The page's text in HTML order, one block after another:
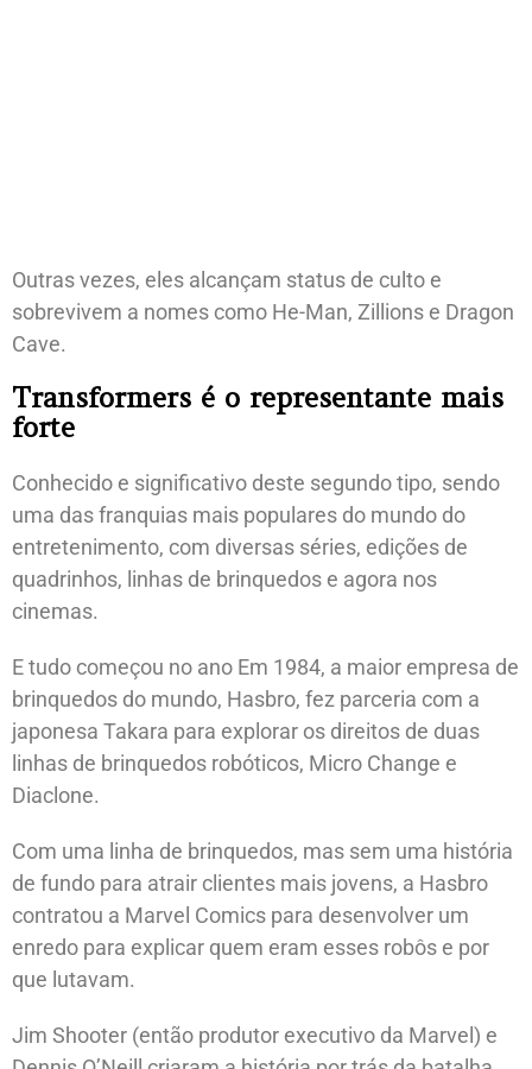
Outras vezes, eles alcançam status de culto e
sobrevivem a nomes como He-Man, Zillions e Dragon
Cave.
Transformers é o representante mais
forte
Conhecido e significativo deste segundo tipo, sendo
uma das franquias mais populares do mundo do
entretenimento, com diversas séries, edições de
quadrinhos, linhas de brinquedos e agora nos
cinemas.
E tudo começou no ano Em 1984, a maior empresa de
brinquedos do mundo, Hasbro, fez parceria com a
japonesa Takara para explorar os direitos de duas
linhas de brinquedos robóticos, Micro Change e
Diaclone.
Com uma linha de brinquedos, mas sem uma história
de fundo para atrair clientes mais jovens, a Hasbro
contratou a Marvel Comics para desenvolver um
enredo para explicar quem eram esses robôs e por
que lutavam.
Jim Shooter (então produtor executivo da Marvel) e